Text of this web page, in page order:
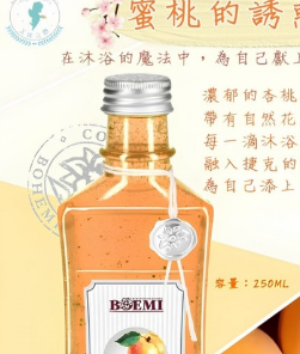
恩沛科技股份有限公司將有權停止該用戶